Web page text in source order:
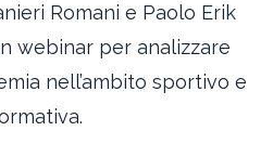
Romani e Paolo Erik
webinar per analizzare
nell’ambito sportivo e